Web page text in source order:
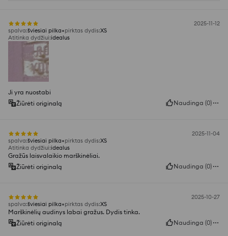
2025-11-12
spalva:šviesiai pilka pirktas dydis:XS
Atitinka dydžiui:idealus
Ji yra nuostabi
Žiūrėti originalą
Naudinga (0)
2025-11-04
spalva:šviesiai pilka pirktas dydis:XS
Atitinka dydžiui:idealus
Gražūs laisvalaikio marškinėliai.
Žiūrėti originalą
Naudinga (0)
2025-10-27
spalva:šviesiai pilka pirktas dydis:XS
Marškinėlių audinys labai gražus. Dydis tinka.
Žiūrėti originalą
Naudinga (0)